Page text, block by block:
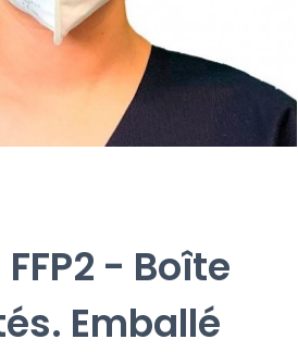
- Boîte
Emballé